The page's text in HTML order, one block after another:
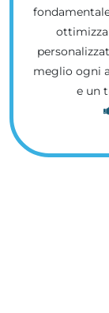
meglio ogni
e un